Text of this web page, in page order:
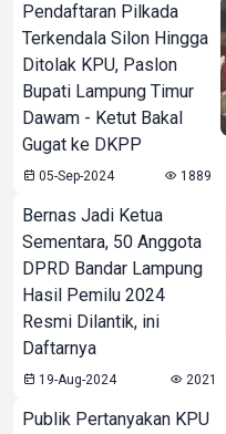
Pendaftaran Pilkada
Terkendala Silon Hingga
Ditolak KPU, Paslon
Bupati Lampung Timur
Dawam - Ketut Bakal
Gugat ke DKPP
05-Sep-2024 1889
Bernas Jadi Ketua
Sementara, 50 Anggota
DPRD Bandar Lampung
Hasil Pemilu 2024
Resmi Dilantik, ini
Daftarnya
19-Aug-2024 2021
Publik Pertanyakan KPU